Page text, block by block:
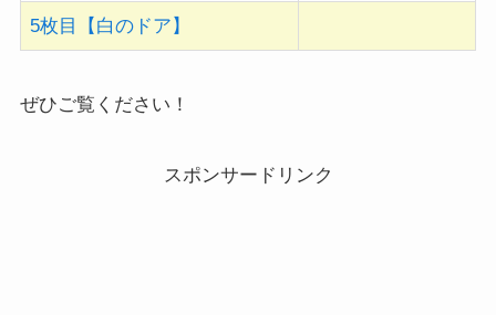
5枚目【白のドア】
ぜひご覧ください！
スポンサードリンク